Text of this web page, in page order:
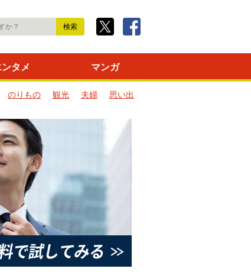
ンタメ マンガ
のりもの 観光 夫婦
思い出